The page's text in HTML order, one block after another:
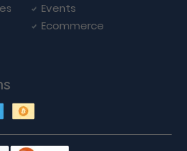
Events
Ecommerce